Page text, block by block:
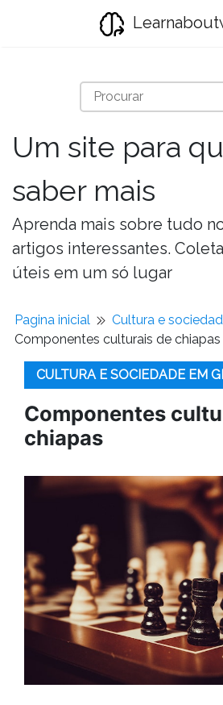
Um site para
saber mais
Aprenda mais sobre tudo
artigos interessantes.
úteis em um só lugar
Pagina inicial
Cultura e
Componentes culturais de chiapas
CULTURA E SOCIEDADE EM
Componentes
chiapas